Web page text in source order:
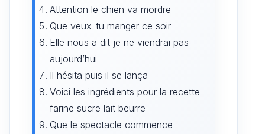
Attention le chien va mordre
Que veux-tu manger ce soir
Elle nous a dit je ne viendrai pas
aujourd’hui
Il hésita puis il se lança
Voici les ingrédients pour la recette
farine sucre lait beurre
Que le spectacle commence